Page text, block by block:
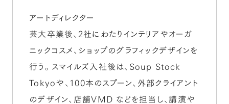
アートディレクター
芸大卒業後、2社にわたりインテリアやオーガ
ニックコスメ、ショップのグラフィックデザインを
行う。スマイルズ入社後は、Soup Stock
Tokyoや、100本のスプーン、外部クライアント
のデザイン、店舗VMD などを担当し、講演や